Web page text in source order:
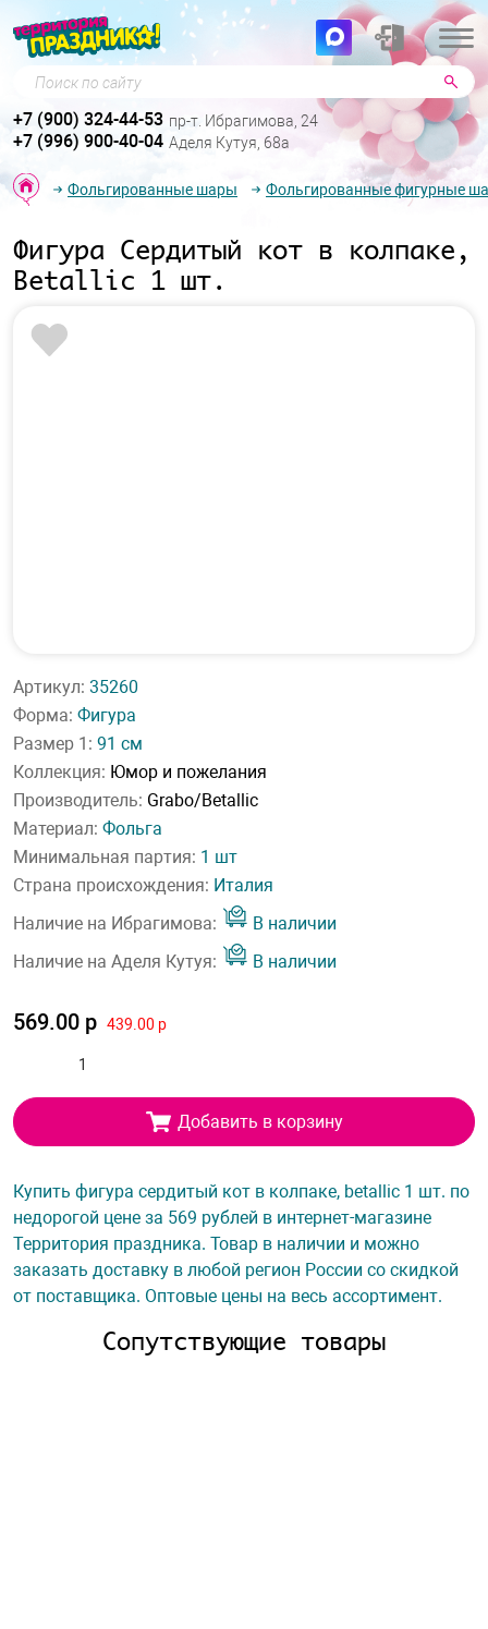
Поиск по сайту
+7 (900) 324-44-53 пр-т. Ибрагимова, 24
+7 (996) 900-40-04 Аделя Кутуя, 68а
Фольгированные шары Фольгированные фигурные
Фигура Сердитый кот в колпаке,
Betallic 1 шт.
Артикул: 35260
Форма: Фигура
Размер 1: 91 см
Коллекция: Юмор и пожелания
Производитель: Grabo/Betallic
Материал: Фольга
Минимальная партия: 1 шт
Страна происхождения: Италия
Наличие на Ибрагимова:
В наличии
Наличие на Аделя Кутуя:
В наличии
569.00 р 439.00 р
Добавить в корзину
Купить фигура сердитый кот в колпаке, betallic 1 шт. по
недорогой цене за 569 рублей в интернет-магазине
Территория праздника. Товар в наличии и можно
заказать доставку в любой регион России со скидкой
от поставщика. Оптовые цены на весь ассортимент.
Сопутствующие товары